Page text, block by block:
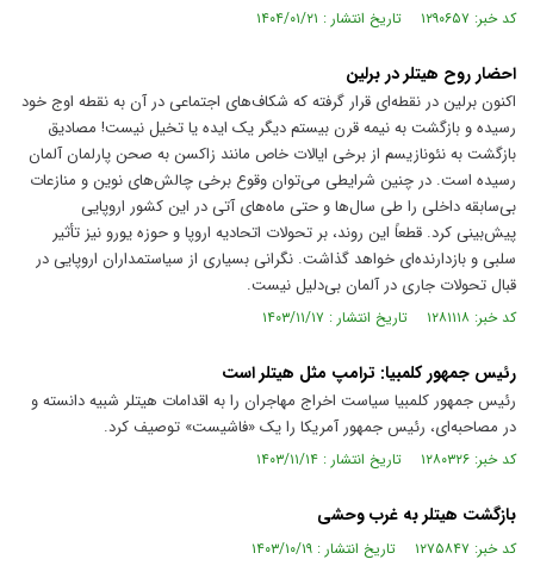
کد خبر: ۱۲۹۰۶۵۷ تاریخ انتشار : ۱۴۰۴/۰۱/۲۱
احضار روح هیتلر در برلین
اکنون برلین در نقطه‌ای قرار گرفته که شکاف‌های اجتماعی در آن به نقطه اوج خود
رسیده و بازگشت به نیمه قرن بیستم دیگر یک ایده یا تخیل نیست! مصادیق
بازگشت به نئونازیسم از برخی ایالات خاص مانند زاکسن به صحن پارلمان آلمان
رسیده است. در چنین شرایطی می‌توان وقوع برخی چالش‌های نوین و منازعات
بی‌سابقه داخلی را طی سال‌ها و حتی ماه‌های آتی در این کشور اروپایی
پیش‌بینی کرد. قطعاً این روند، بر تحولات اتحادیه اروپا و حوزه یورو نیز تأثیر
سلبی و بازدارنده‌ای خواهد گذاشت. نگرانی بسیاری از سیاستمداران اروپایی در
قبال تحولات جاری در آلمان بی‌دلیل نیست.
کد خبر: ۱۲۸۱۱۱۸ تاریخ انتشار : ۱۴۰۳/۱۱/۱۷
رئیس جمهور کلمبیا: ترامپ مثل هیتلر است
رئیس جمهور کلمبیا سیاست اخراج مهاجران را به اقدامات هیتلر شبیه دانسته و
در مصاحبه‌ای، رئیس جمهور آمریکا را یک «فاشیست» توصیف کرد.
کد خبر: ۱۲۸۰۳۲۶ تاریخ انتشار : ۱۴۰۳/۱۱/۱۴
بازگشت هیتلر به غرب وحشی
کد خبر: ۱۲۷۵۸۴۷ تاریخ انتشار : ۱۴۰۳/۱۰/۱۹